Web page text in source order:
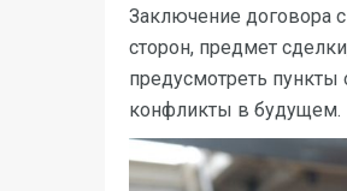
Заключение договора
сторон, предмет
предусмотреть пункты
конфликты в будущем.